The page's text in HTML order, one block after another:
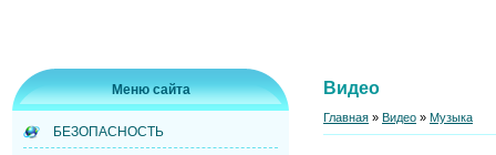
Меню сайта
БЕЗОПАСНОСТЬ
Видео
Главная » Видео » Музыка